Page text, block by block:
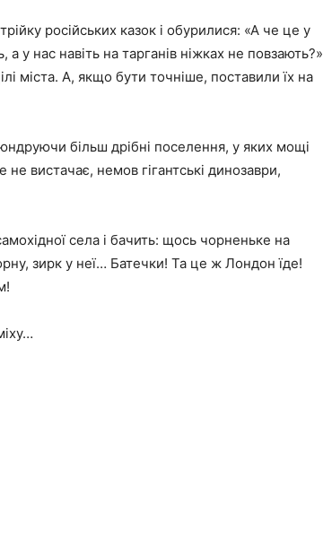
російських казок і обурилися: «А че це у
а у нас навіть на тарганів ніжках не повзають?»
міста. А, якщо бути точніше, поставили їх на
більш дрібні поселення, у яких мощі
вистачає, немов гігантські динозаври,
села і бачить: щось чорненьке на
зирк у неї… Батечки! Та це ж Лондон їде!